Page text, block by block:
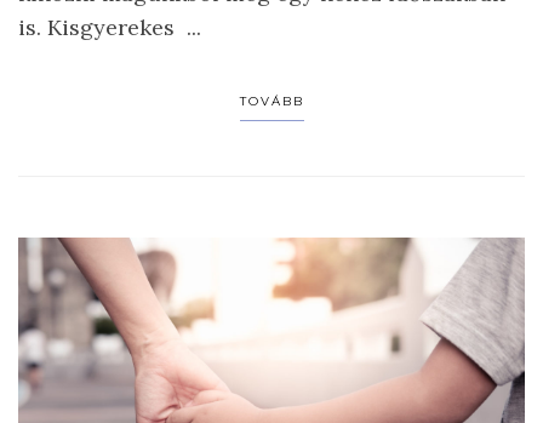
is. Kisgyerekes ...
TOVÁBB